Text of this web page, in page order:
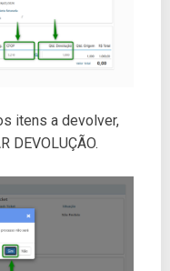
itens a devolver,
DEVOLUÇÃO.